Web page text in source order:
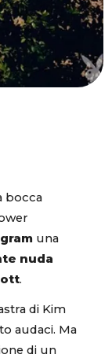
bocca
una
nuda
.
di Kim
audaci. Ma
di un